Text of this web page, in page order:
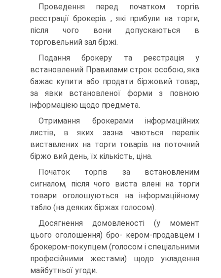
Проведення перед початком торгів
реєстрації брокерів , які прибули на торги,
після чого вони допускаються в
торговельний зал біржі.
Подання брокеру та реєстрація у
встановлений Правилами строк особою, яка
бажає купити або продати біржовий товар,
за явки встановленої форми з повною
інформацією щодо предмета.
Отримання брокерами інформаційних
листів, в яких зазна чаються перелік
виставлених на торги товарів на поточний
біржо вий день, їх кількість, ціна.
Початок торгів за встановленим
сигналом, після чого виста влені на торги
товари оголошуються на інформаційному
табло (на деяких біржах голосом).
Досягнення домовленості (у момент
цього оголошення) бро- кером-продавцем і
брокером-покупцем (голосом і спеціальними
професійними жестами) щодо укладення
майбутньої угоди.